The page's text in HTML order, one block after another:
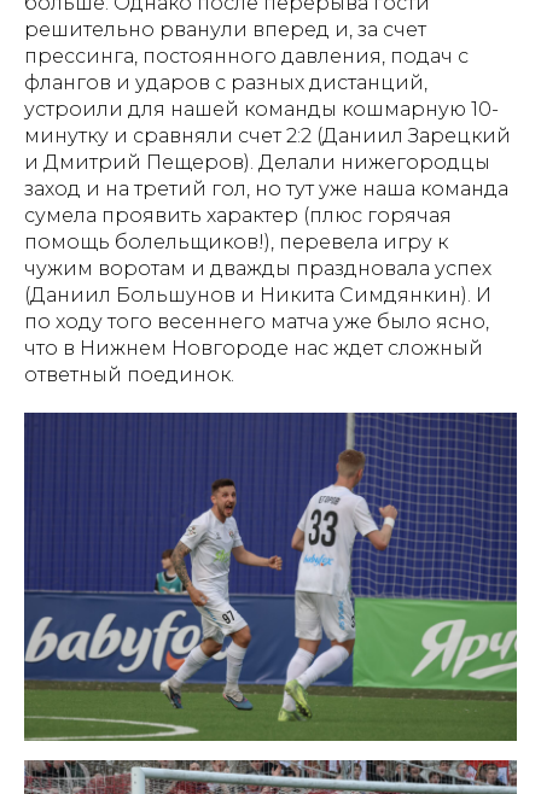
решительно рванули вперед и, за счет
прессинга, постоянного давления, подач с
флангов и ударов с разных дистанций,
устроили для нашей команды кошмарную 10-
минутку и сравняли счет 2:2 (Даниил Зарецкий
и Дмитрий Пещеров). Делали нижегородцы
заход и на третий гол, но тут уже наша команда
сумела проявить характер (плюс горячая
помощь болельщиков!), перевела игру к
чужим воротам и дважды праздновала успех
(Даниил Большунов и Никита Симдянкин). И
по ходу того весеннего матча уже было ясно,
что в Нижнем Новгороде нас ждет сложный
ответный поединок.